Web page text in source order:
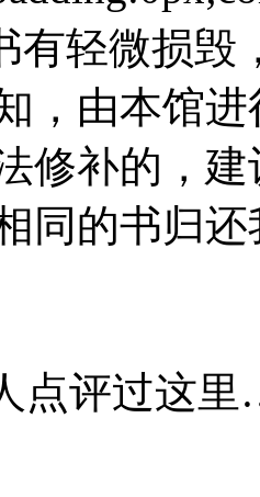
有轻微损毁
，由本馆
修补的，
同的书归还
点评过这